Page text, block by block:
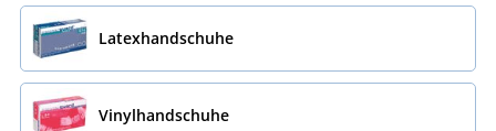
Latexhandschuhe
Vinylhandschuhe